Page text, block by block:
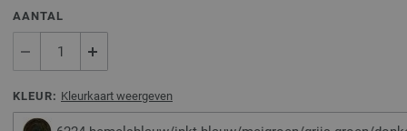
AANTAL
KLEUR: Kleurkaart weergeven